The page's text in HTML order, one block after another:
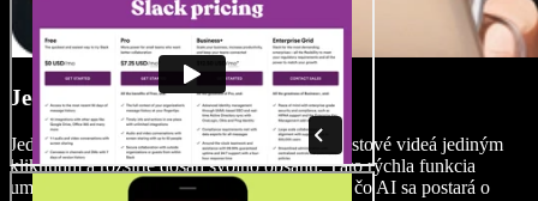
Jednoklikový dabing
Jednoducho preložte a nadabujte svoje podcastové videá jediným
kliknutím a rozšírte dosah svojho obsahu. Táto rýchla funkcia
umožní tvorcom sústrediť sa na obsah, zatiaľ čo AI sa postará o